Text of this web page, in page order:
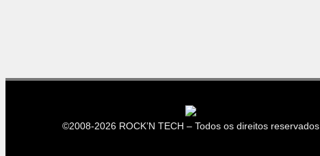
©2008-2026 ROCK’N TECH – Todos os direitos reservados